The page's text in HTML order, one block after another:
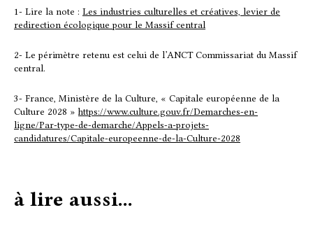
c
e
k
n
k
n
a
i
r
t
r
1- Lire la note : Les industries culturelles et créatives, levier de
redirection écologique pour le Massif central
2- Le périmètre retenu est celui de l’ANCT Commissariat du Massif
central.
3- France, Ministère de la Culture, « Capitale européenne de la
Culture 2028 » https://www.culture.gouv.fr/Demarches-en-
ligne/Par-type-de-demarche/Appels-a-projets-
candidatures/Capitale-europeenne-de-la-Culture-2028
à lire aussi...